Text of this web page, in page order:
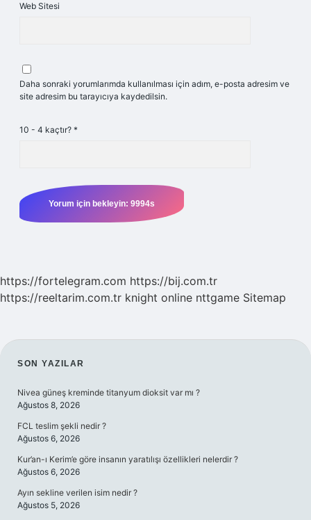
Web Sitesi
Daha sonraki yorumlarımda kullanılması için adım, e-posta adresim ve
site adresim bu tarayıcıya kaydedilsin.
10 - 4 kaçtır? *
https://fortelegram.com https://bij.com.tr
https://reeltarim.com.tr knight online nttgame Sitemap
SIDEBAR
SON YAZILAR
Nivea güneş kreminde titanyum dioksit var mı ?
Ağustos 8, 2026
FCL teslim şekli nedir ?
Ağustos 6, 2026
Kur’an-ı Kerim’e göre insanın yaratılışı özellikleri nelerdir ?
Ağustos 6, 2026
Ayın sekline verilen isim nedir ?
Ağustos 5, 2026